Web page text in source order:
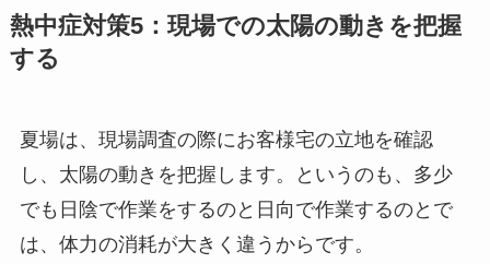
熱中症対策5：現場での太陽の動きを把握
する
夏場は、現場調査の際にお客様宅の立地を確認
し、太陽の動きを把握します。というのも、多少
でも日陰で作業をするのと日向で作業するのとで
は、体力の消耗が大きく違うからです。